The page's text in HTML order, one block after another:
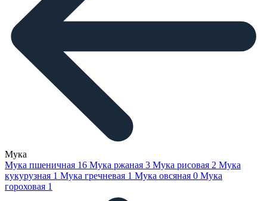
Мука
Мука пшеничная 16 Мука ржаная 3 Мука рисовая 2 Мука
кукурузная 1 Мука гречневая 1 Мука овсяная 0 Мука
гороховая 1